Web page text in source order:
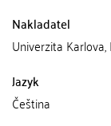
Nakladatel
Univerzita
Jazyk
Čeština